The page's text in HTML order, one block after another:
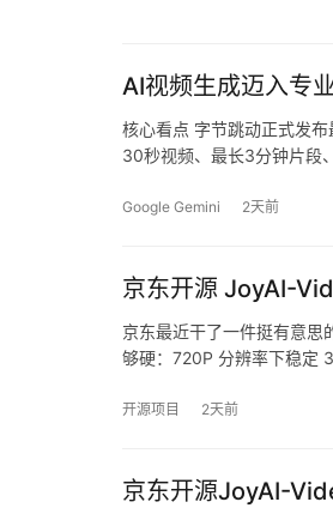
AI视频生成迈入专
核心看点 字节跳动正式发
30秒视频、最长3分钟片段
Google Gemini 2天前
京东开源 JoyAI-
京东最近干了一件挺有意
够硬：720P 分辨率下稳定
开源项目 2天前
京东开源JoyAI-